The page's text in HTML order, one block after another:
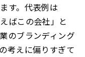
す。代表例は
ばこの会社」と
のブランディング
考えに偏りすぎて